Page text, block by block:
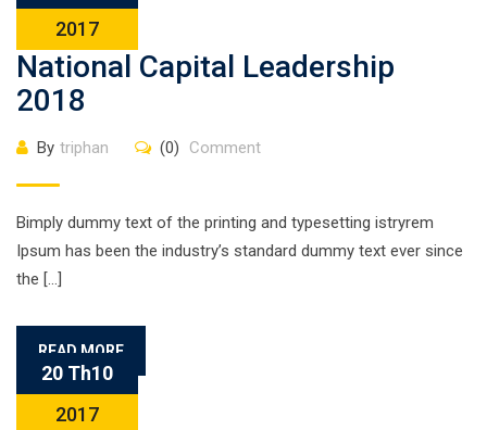
2017
National Capital Leadership
2018
By triphan (0) Comment
Bimply dummy text of the printing and typesetting istryrem
Ipsum has been the industry’s standard dummy text ever since
the […]
READ MORE
20 Th10
2017